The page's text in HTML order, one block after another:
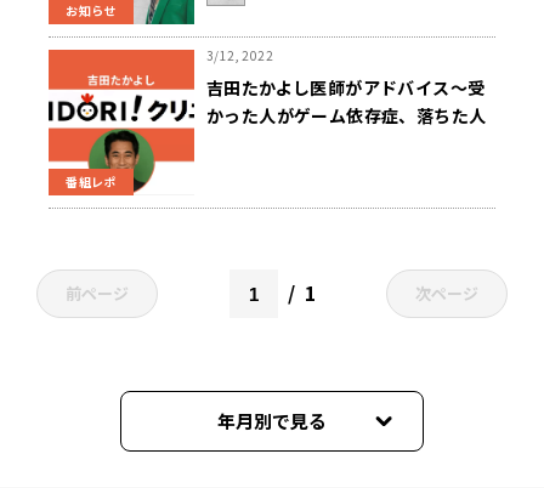
お知らせ
番組レポ
3/12, 2022
吉田たかよし医師がアドバイス～受
かった人がゲーム依存症、落ちた人
前ページ 1 次ページ
年月別で見る